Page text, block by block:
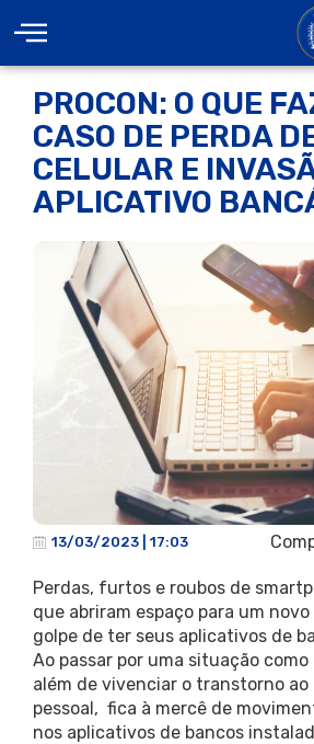
PROCON: O QUE
CASO DE PERDA
CELULAR E
APLICATIVO
13/03/2023 | 17:03
Perdas, furtos e roubos de
que abriram espaço para um
golpe de ter seus aplicativos de
Ao passar por uma situação como
além de vivenciar o transtorno
pessoal, fica à mercê de
nos aplicativos de bancos